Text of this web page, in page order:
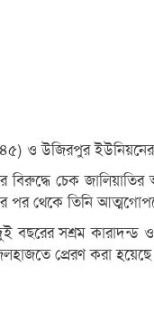
ও উজিরপুর
বিরুদ্ধে চেক
পর থেকে তিনি
সশ্রম কারাদন্ড
প্রেরণ করা